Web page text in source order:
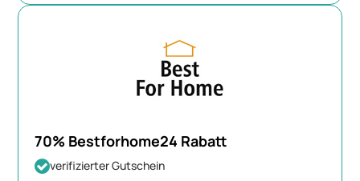
70% Bestforhome24 Rabatt
verifizierter Gutschein